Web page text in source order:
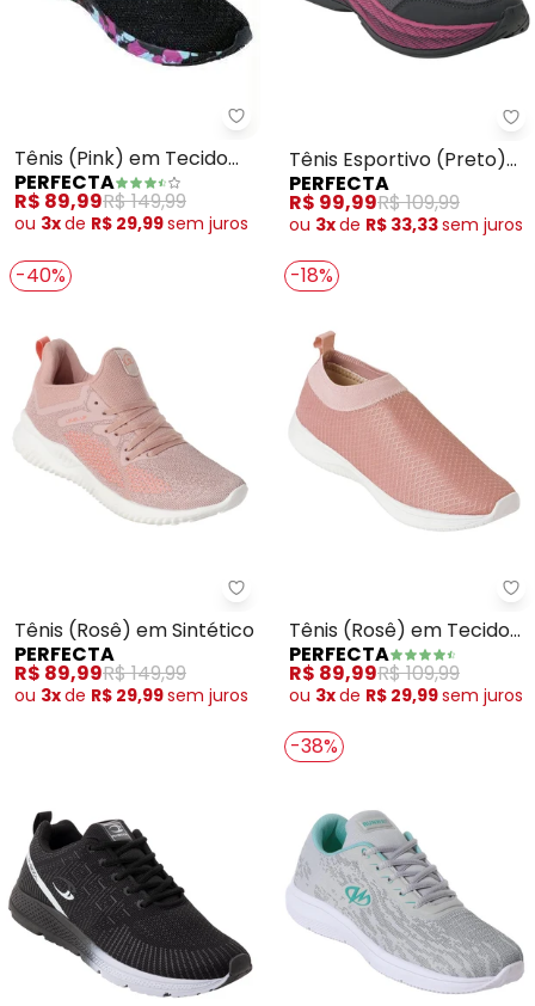
Perfecta - Tênis (Pink) em
Tênis (Pink) em Tecido
Estampado
PERFECTA
R$ 89,99R$ 149,99
ou 3xde R$ 29,99sem juros
Tênis Esportivo (Preto)
em Tecido e Sintético
PERFECTA
R$ 99,99R$ 109,99
ou 3xde R$ 33,33sem juros
-40%
Perfecta - Tênis (Rosê) em
Tênis (Rosê) em Sintético
PERFECTA
R$ 89,99R$ 149,99
ou 3xde R$ 29,99sem juros
-18%
Tênis (Rosê) em Tecido
com Elástico
PERFECTA
R$ 89,99R$ 109,99
ou 3xde R$ 29,99sem juros
-38%